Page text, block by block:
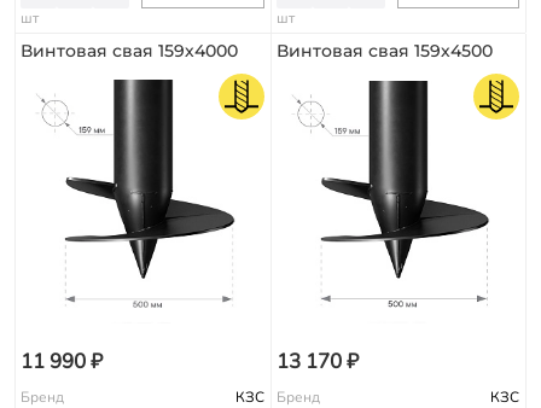
шт шт
Винтовая свая 159х4000
11 990 ₽
Бренд КЗС
Винтовая свая 159х4500
13 170 ₽
Бренд КЗС